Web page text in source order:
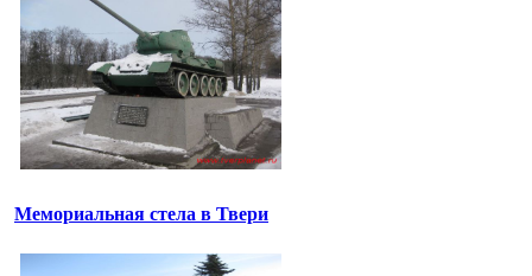
Мемориальная стела в Твери